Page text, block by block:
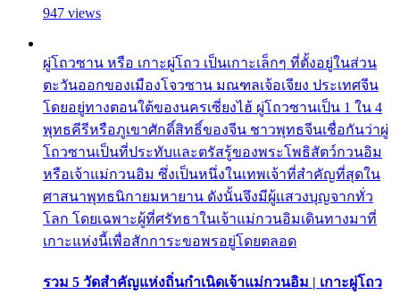
947 views
ผู่โถวซาน หรือ เกาะผู่โถว เป็นเกาะเล็กๆ ที่ตั้งอยู่ในส่วน
ตะวันออกของเมืองโจวซาน มณฑลเจ้อเจียง ประเทศจีน
โดยอยู่ทางตอนใต้ของนครเซี่ยงไฮ้ ผู่โถวซานเป็น 1 ใน 4
พุทธคีรีหรือภูเขาศักดิ์สิทธิ์ของจีน ชาวพุทธจีนเชื่อกันว่าผู่
โถวซานเป็นที่ประทับและตรัสรู้ของพระโพธิสัตว์กวนอิม
หรือเจ้าแม่กวนอิม ซึ่งเป็นหนึ่งในเทพเจ้าที่สำคัญที่สุดใน
ศาสนาพุทธนิกายมหายาน ดังนั้นจึงมีผู้แสวงบุญจากทั่ว
โลก โดยเฉพาะผู้ที่ศรัทธาในเจ้าแม่กวนอิมเดินทางมาที่
เกาะแห่งนี้เพื่อสักการะขอพรอยู่โดยตลอด
รวม 5 วัดสำคัญแห่งถิ่นกำเนิดเจ้าแม่กวนอิม | เกาะผู่โถว